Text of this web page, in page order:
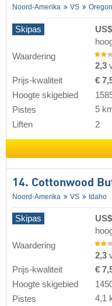
Noord-Amerika VS Oregon
Skipas
Waardering
2,3
Prijs-kwaliteit
€
Hoogte skigebied
Pistes
5
Liften
2
14. Cottonwood
Noord-Amerika VS Idaho
Skipas
Waardering
2,3
Prijs-kwaliteit
€
Hoogte skigebied
Pistes
4,1